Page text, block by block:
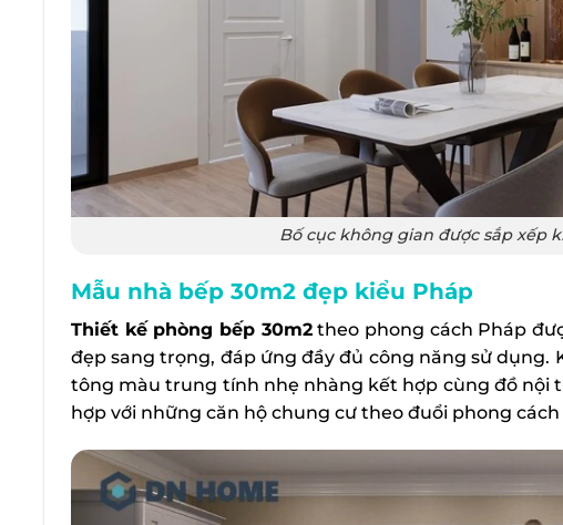
Bố cục không gian được sắp xếp
Mẫu nhà bếp 30m2 đẹp kiểu Pháp
Thiết kế phòng bếp 30m2theo phong cách Pháp
đẹp sang trọng, đáp ứng đầy đủ công năng sử
tông màu trung tính nhẹ nhàng kết hợp cùng đồ nội
hợp với những căn hộ chung cư theo đuổi phong